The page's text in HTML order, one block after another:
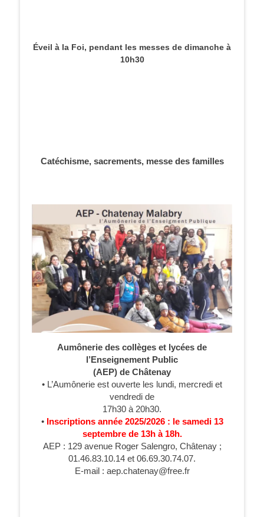
Éveil à la Foi, pendant les messes de dimanche à
10h30
Catéchisme, sacrements, messe des familles
Aumônerie des collèges et lycées de
l’Enseignement Public
(AEP) de Châtenay
• L’Aumônerie est ouverte les lundi, mercredi et
vendredi de
17h30 à 20h30.
• Inscriptions année 2025/2026 : le samedi 13
septembre de 13h à 18h.
AEP : 129 avenue Roger Salengro, Châtenay ;
01.46.83.10.14 et 06.69.30.74.07.
E-mail : aep.chatenay@free.fr